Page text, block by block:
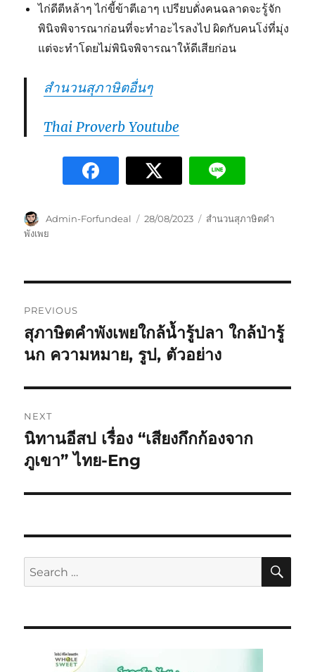
ไก่ดีตีหล้าๆ ไก่ขี้ข้าตีเอาๆ เปรียบดั่งคนฉลาดจะรู้จัก
พินิจพิจารณาก่อนที่จะทำอะไรลงไป ผิดกับคนโง่ที่มุ่ง
แต่จะทำโดยไม่พินิจพิจารณาให้ดีเสียก่อน
สำนวนสุภาษิตอื่นๆ
Thai Proverb Youtube
Admin-Forfundeal 28/08/2023
สำนวนสุภาษิตคำ
พังเพย
PREVIOUS
สุภาษิตคำพังเพยใกล้น้ำรู้ปลา ใกล้ป่ารู้
นก ความหมาย, รูป, ตัวอย่าง
NEXT
นิทานอีสป เรื่อง “เสียงกึกก้องจาก
ภูเขา” ไทย-Eng